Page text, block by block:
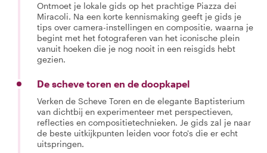
Ontmoet je lokale gids op het prachtige Piazza dei
Miracoli. Na een korte kennismaking geeft je gids je
tips over camera-instellingen en compositie, waarna je
begint met het fotograferen van het iconische plein
vanuit hoeken die je nog nooit in een reisgids hebt
gezien.
De scheve toren en de doopkapel
Verken de Scheve Toren en de elegante Baptisterium
van dichtbij en experimenteer met perspectieven,
reflecties en compositietechnieken. Je gids zal je naar
de beste uitkijkpunten leiden voor foto's die er echt
uitspringen.